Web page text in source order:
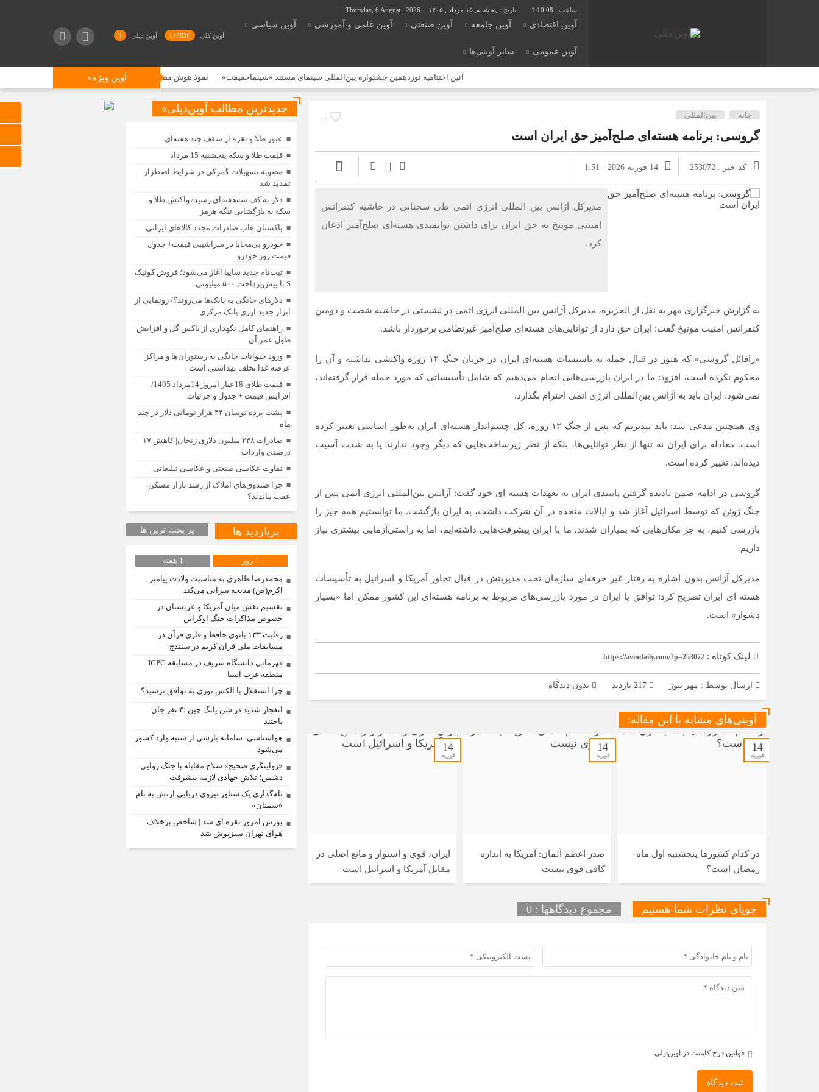
1:10:09 تاریخ : پنجشنبه, ۱۵ مرداد , ۱۴۰۵ Thursday, 6 August , 2026
آوین اقتصادی آوین جامعه آوین صنعتی آوین علمی و آموزشی آوین سیاسی
آوین عمومی سایر آوینی‌ها
آوین کلی: 118826 آوین دیلی: 3
آوین ویژه» آئین اختتامیه نوزدهمین جشنواره بین‌المللی سینمای مستند «سینماحقیقت» نفوذ هوش مصنوعی به بازار در ۲۰۲۶؛ افزایش مدل‌های تعاملی و «جهان»
17
خانه بین‌المللی
گروسی: برنامه هسته‌ای صلح‌آمیز حق ایران است
کد خبر : 253072 14 فوریه 2026 - 1:51
مدیرکل آژانس بین المللی انرژی اتمی طی سخنانی در حاشیه کنفرانس
امنیتی مونیخ به حق ایران برای داشتن توانمندی هسته‌ای صلح‌آمیز اذعان
کرد.
به گزارش خبرگزاری مهر به نقل از الجزیره، مدیرکل آژانس بین المللی انرژی اتمی در نشستی در حاشیه شصت و دومین
کنفرانس امنیت مونیخ گفت: ایران حق دارد از توانایی‌های هسته‌ای صلح‌آمیز غیرنظامی برخوردار باشد.
«رافائل گروسی» که هنوز در قبال حمله به تاسیسات هسته‌ای ایران در جریان جنگ ۱۲ روزه واکنشی نداشته و آن را
محکوم نکرده است، افزود: ما در ایران بازرسی‌هایی انجام می‌دهیم که شامل تأسیساتی که مورد حمله قرار گرفته‌اند،
نمی‌شود. ایران باید به آژانس بین‌المللی انرژی اتمی احترام بگذارد.
وی همچنین مدعی شد: باید بپذیریم که پس از جنگ ۱۲ روزه، کل چشم‌انداز هسته‌ای ایران به‌طور اساسی تغییر کرده
است. معادله برای ایران نه تنها از نظر توانایی‌ها، بلکه از نظر زیرساخت‌هایی که دیگر وجود ندارند یا به شدت آسیب
دیده‌اند، تغییر کرده است.
گروسی در ادامه ضمن نادیده گرفتن پایبندی ایران به تعهدات هسته ای خود گفت: آژانس بین‌المللی انرژی اتمی پس از
جنگ ژوئن که توسط اسرائیل آغاز شد و ایالات متحده در آن شرکت داشت، به ایران بازگشت. ما توانستیم همه چیز را
بازرسی کنیم، به جز مکان‌هایی که بمباران شدند. ما با ایران پیشرفت‌هایی داشته‌ایم، اما به راستی‌آزمایی بیشتری نیاز
داریم.
مدیرکل آژانس بدون اشاره به رفتار غیر حرفه‌ای سازمان تحت مدیریتش در قبال تجاوز آمریکا و اسرائیل به تأسیسات
هسته ای ایران تصریح کرد: توافق با ایران در مورد بازرسی‌های مربوط به برنامه هسته‌ای این کشور ممکن اما «بسیار
دشوار» است.
لینک کوتاه : https://avindaily.com/?p=253072
ارسال توسط : مهر نیوز بدون دیدگاه
آوینی‌های مشابه با این مقاله:
14
فوریه
در کدام کشورها پنجشنبه اول ماه
رمضان است؟
14
فوریه
صدر اعظم آلمان: آمریکا به اندازه
کافی قوی نیست
14
فوریه
ایران، قوی و استوار و مانع اصلی در
مقابل آمریکا و اسرائیل است
جویای نظرات شما هستیم مجموع دیدگاهها : 0
قوانین درج کامنت در آوین‌دیلی
ثبت دیدگاه
جدیدترین مطالب آوین‌دیلی»
عبور طلا و نقره از سقف چند هفته‌ای
قیمت طلا و سکه پنجشنبه 15 مرداد
مصوبه تسهیلات گمرکی در شرایط اضطرار
تمدید شد
دلار به کف سه‌هفته‌ای رسید/ واکنش طلا و
سکه به بازگشایی تنگه هرمز
پاکستان هاب صادرات مجدد کالاهای ایرانی
خودرو بی‌محابا در سراشیبی قیمت+ جدول
قیمت روز خودرو
ثبت‌نام جدید سایپا آغاز می‌شود؛ فروش کوئیک
S با پیش‌پرداخت ۵۰۰ میلیونی
دلارهای خانگی به بانک‌ها می‌روند؟/ رونمایی از
ابزار جدید ارزی بانک مرکزی
راهنمای کامل نگهداری از باکس گل و افزایش
طول عمر آن
ورود حیوانات خانگی به رستوران‌ها و مراکز
عرضه غذا تخلف بهداشتی است
قیمت طلای 18عیار امروز 14مرداد 1405/
افزایش قیمت + جدول و جزئیات
پشت پرده نوسان ۴۴ هزار تومانی دلار در چند
ماه
صادرات ۳۴۸ میلیون دلاری زنجان| ‌کاهش ۱۷
درصدی واردات
تفاوت عکاسی صنعتی و عکاسی تبلیغاتی
چرا صندوق‌های املاک از رشد بازار مسکن
عقب ماندند؟
پربازدید ها پر بحث ترین ها
1 روز
1 هفته
محمدرضا طاهری به مناسبت ولادت پیامبر
اکرم(ص) مدیحه سرایی می‌کند
تقسیم نقش میان آمریکا و عربستان در
خصوص مذاکرات جنگ اوکراین
رقابت ۱۳۳ بانوی حافظ و قاری قرآن در
مسابقات ملی قرآن کریم در سنندج
قهرمانی دانشگاه شریف در مسابقه ICPC
منطقه غرب آسیا
چرا استقلال با الکس نوری به توافق نرسید؟
انفجار شدید در شن یانگ چین ؛۳ نفر جان
باختند
هواشناسی: سامانه بارشی از شنبه وارد کشور
می‌شود
«روایتگری صحیح» سلاح مقابله با جنگ روایی
دشمن؛ تلاش جهادی لازمه پیشرفت
نام‌گذاری یک شناور نیروی دریایی ارتش به نام
«سمنان»
بورس امروز نقره ای شد | شاخص برخلاف
هوای تهران سبزپوش شد